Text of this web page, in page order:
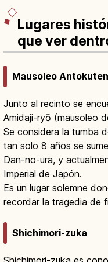
Lugares
que ver
Mausoleo
Junto al recinto se
Amidaji-ryō (mausoleo
Se considera la tumba
tan solo 8 años se
Dan-no-ura, y
Imperial de Japón.
Es un lugar solemne
recordar la tragedia de
Shichimori-zuka